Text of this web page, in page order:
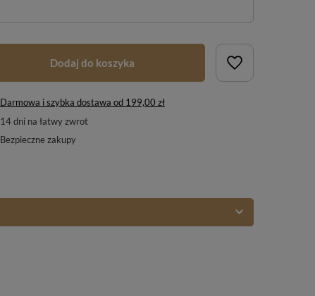
Dodaj do koszyka
Darmowa i szybka dostawa od 199,00 zł
14dni na łatwy zwrot
Bezpieczne zakupy